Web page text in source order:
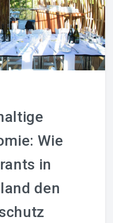
Wie
in
den